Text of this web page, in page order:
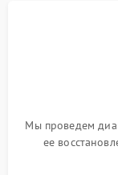
Мы проведем
ее